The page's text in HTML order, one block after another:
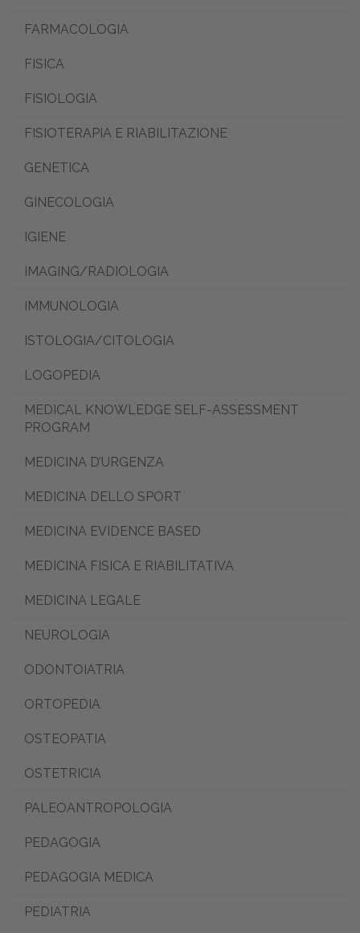
FARMACOLOGIA
FISICA
FISIOLOGIA
FISIOTERAPIA E RIABILITAZIONE
GENETICA
GINECOLOGIA
IGIENE
IMAGING/RADIOLOGIA
IMMUNOLOGIA
ISTOLOGIA/CITOLOGIA
LOGOPEDIA
MEDICAL KNOWLEDGE SELF-ASSESSMENT
PROGRAM
MEDICINA D’URGENZA
MEDICINA DELLO SPORT
MEDICINA EVIDENCE BASED
MEDICINA FISICA E RIABILITATIVA
MEDICINA LEGALE
NEUROLOGIA
ODONTOIATRIA
ORTOPEDIA
OSTEOPATIA
OSTETRICIA
PALEOANTROPOLOGIA
PEDAGOGIA
PEDAGOGIA MEDICA
PEDIATRIA